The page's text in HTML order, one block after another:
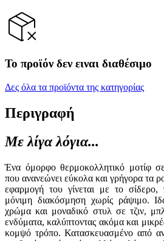
Το προϊόν δεν ειναι διαθέσιμο
Δες όλα τα προϊόντα της κατηγορίας
Περιγραφή
Με λίγα λόγια...
Ένα όμορφο θερμοκολλητικό μοτίφ
που ανανεώνει εύκολα και γρήγορα τα
εφαρμογή του γίνεται με το σίδερο,
μόνιμη διακόσμηση χωρίς ράψιμο.
χρώμα και μοναδικό στυλ σε τζιν,
ενδύματα, καλύπτοντας ακόμα και
κομψό τρόπο. Κατασκευασμένο από